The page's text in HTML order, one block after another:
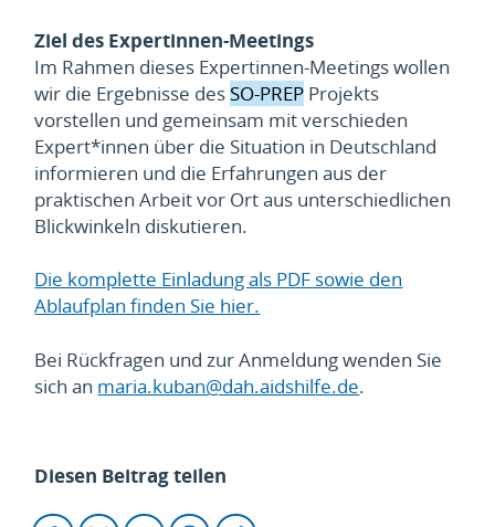
Ziel des Expertinnen-Meetings
Im Rahmen dieses Expertinnen-Meetings wollen
wir die Ergebnisse des SO-PREP Projekts
vorstellen und gemeinsam mit verschieden
Expert*innen über die Situation in Deutschland
informieren und die Erfahrungen aus der
praktischen Arbeit vor Ort aus unterschiedlichen
Blickwinkeln diskutieren.
Die komplette Einladung als PDF sowie den
Ablaufplan finden Sie hier.
Bei Rückfragen und zur Anmeldung wenden Sie
sich an maria.kuban@dah.aidshilfe.de.
Diesen Beitrag teilen